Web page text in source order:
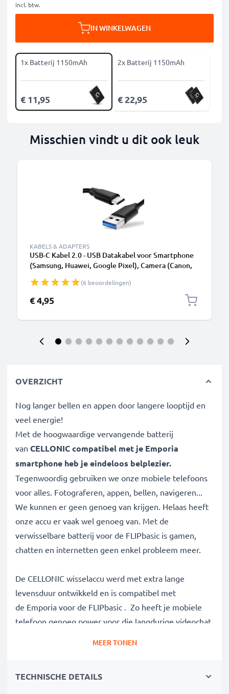
incl. btw.
IN WINKELWAGEN
1x Batterij 1150mAh
€ 11,95
2x Batterij 1150mAh
€ 22,95
Misschien vindt u dit ook leuk
KABELS & ADAPTERS
USB-C Kabel 2.0 - USB Datakabel voor Smartphone
(Samsung, Huawei, Google Pixel), Camera (Canon,
Oplaadkabel USB C Stekker
(6 beoordelingen)
€ 4,95
OVERZICHT
Nog langer bellen en appen door langere looptijd en
veel energie!
Met de hoogwaardige vervangende batterij
van CELLONIC compatibel met je Emporia
smartphone heb je eindeloos belplezier.
Tegenwoordig gebruiken we onze mobiele telefoons
voor alles. Fotograferen, appen, bellen, navigeren...
We kunnen er geen genoeg van krijgen. Helaas heeft
onze accu er vaak wel genoeg van. Met de
verwisselbare batterij voor de FLIPbasic is gamen,
chatten en internetten geen enkel probleem meer.
De CELLONIC wisselaccu werd met extra lange
levensduur ontwikkeld en is compatibel met
de Emporia voor de FLIPbasic . Zo heeft je mobiele
telefoon genoeg power voor die langdurige videochat.
✔Hoge capaciteit en lange batterijduur
MEER TONEN
TECHNISCHE DETAILS